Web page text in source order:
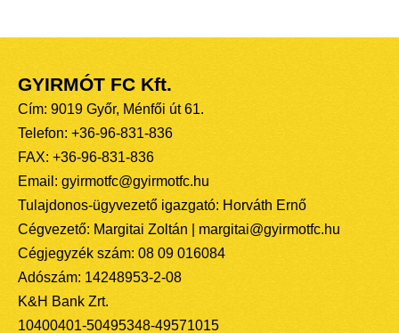
GYIRMÓT FC Kft.
Cím: 9019 Győr, Ménfői út 61.
Telefon: +36-96-831-836
FAX: +36-96-831-836
Email: gyirmotfc@gyirmotfc.hu
Tulajdonos-ügyvezető igazgató: Horváth Ernő
Cégvezető: Margitai Zoltán | margitai@gyirmotfc.hu
Cégjegyzék szám: 08 09 016084
Adószám: 14248953-2-08
K&H Bank Zrt.
10400401-50495348-49571015